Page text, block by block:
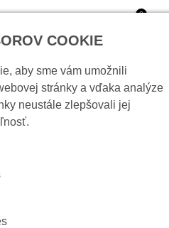
0
COOKIE
aby sme vám umožnili
stránky a vďaka analýze
neustále zlepšovali jej